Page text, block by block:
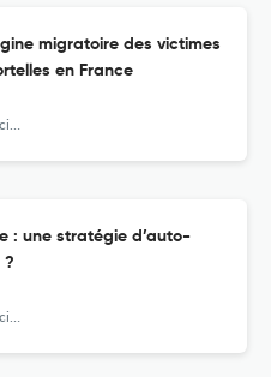
migratoire des victimes
en France
: une stratégie d’auto-
?